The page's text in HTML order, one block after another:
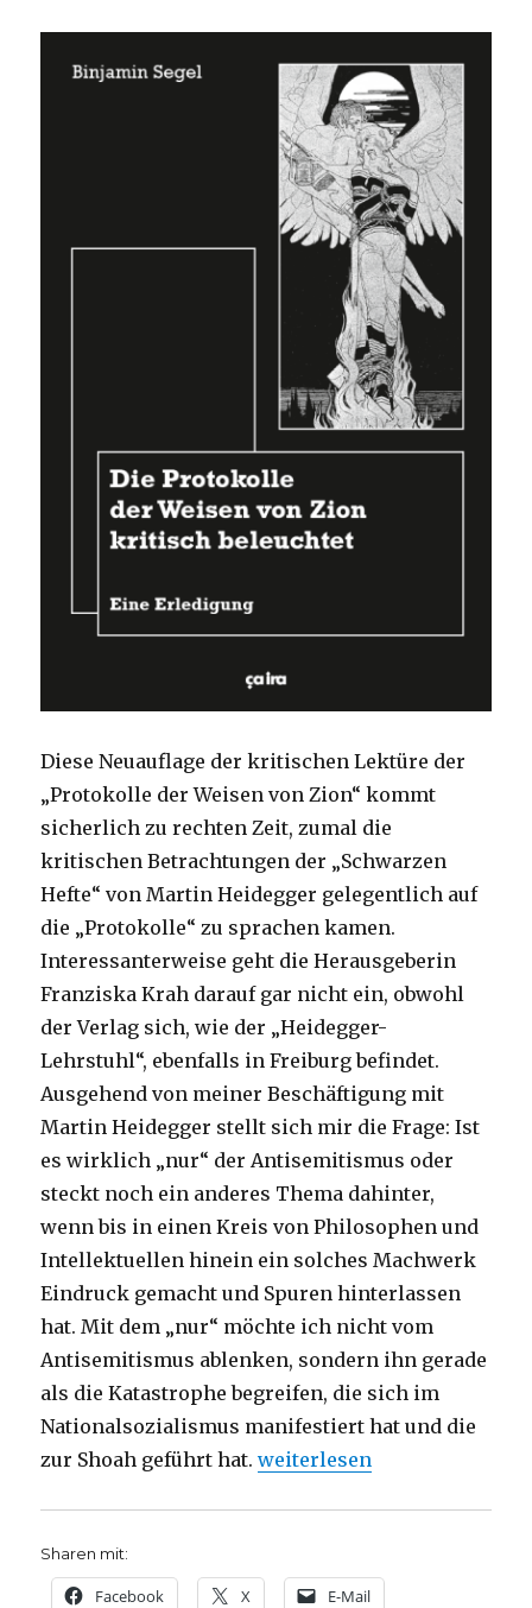
Diese Neuauflage der kritischen Lektüre der
„Protokolle der Weisen von Zion“ kommt
sicherlich zu rechten Zeit, zumal die
kritischen Betrachtungen der „Schwarzen
Hefte“ von Martin Heidegger gelegentlich auf
die „Protokolle“ zu sprachen kamen.
Interessanterweise geht die Herausgeberin
Franziska Krah darauf gar nicht ein, obwohl
der Verlag sich, wie der „Heidegger-
Lehrstuhl“, ebenfalls in Freiburg befindet.
Ausgehend von meiner Beschäftigung mit
Martin Heidegger stellt sich mir die Frage: Ist
es wirklich „nur“ der Antisemitismus oder
steckt noch ein anderes Thema dahinter,
wenn bis in einen Kreis von Philosophen und
Intellektuellen hinein ein solches Machwerk
Eindruck gemacht und Spuren hinterlassen
hat. Mit dem „nur“ möchte ich nicht vom
Antisemitismus ablenken, sondern ihn gerade
als die Katastrophe begreifen, die sich im
Nationalsozialismus manifestiert hat und die
zur Shoah geführt hat.„Grundlagen des
weiterlesen
Sharen mit:
Facebook X E-Mail